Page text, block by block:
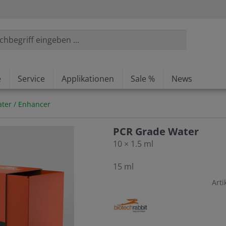
Service Applikationen Sale % News
/ Enhancer
PCR Grade Water
10 × 1.5 ml
15 ml